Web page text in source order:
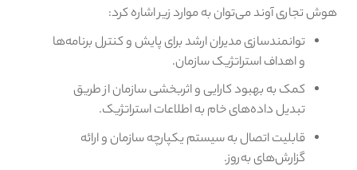
هوش تجاری آوند می‌توان به موارد زیر اشاره کرد:
توانمندسازی مدیران ارشد برای پایش و کنترل برنامه‌ها
و اهداف استراتژیک سازمان.
کمک به بهبود کارایی و اثربخشی سازمان از طریق
تبدیل داده‌های خام به اطلاعات استراتژیک.
قابلیت اتصال به سیستم یکپارچه سازمان و ارائه
گزارش‌های به‌روز.